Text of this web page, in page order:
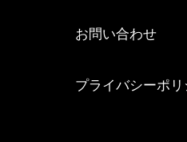
お問い合わせ
プライバシーポリ